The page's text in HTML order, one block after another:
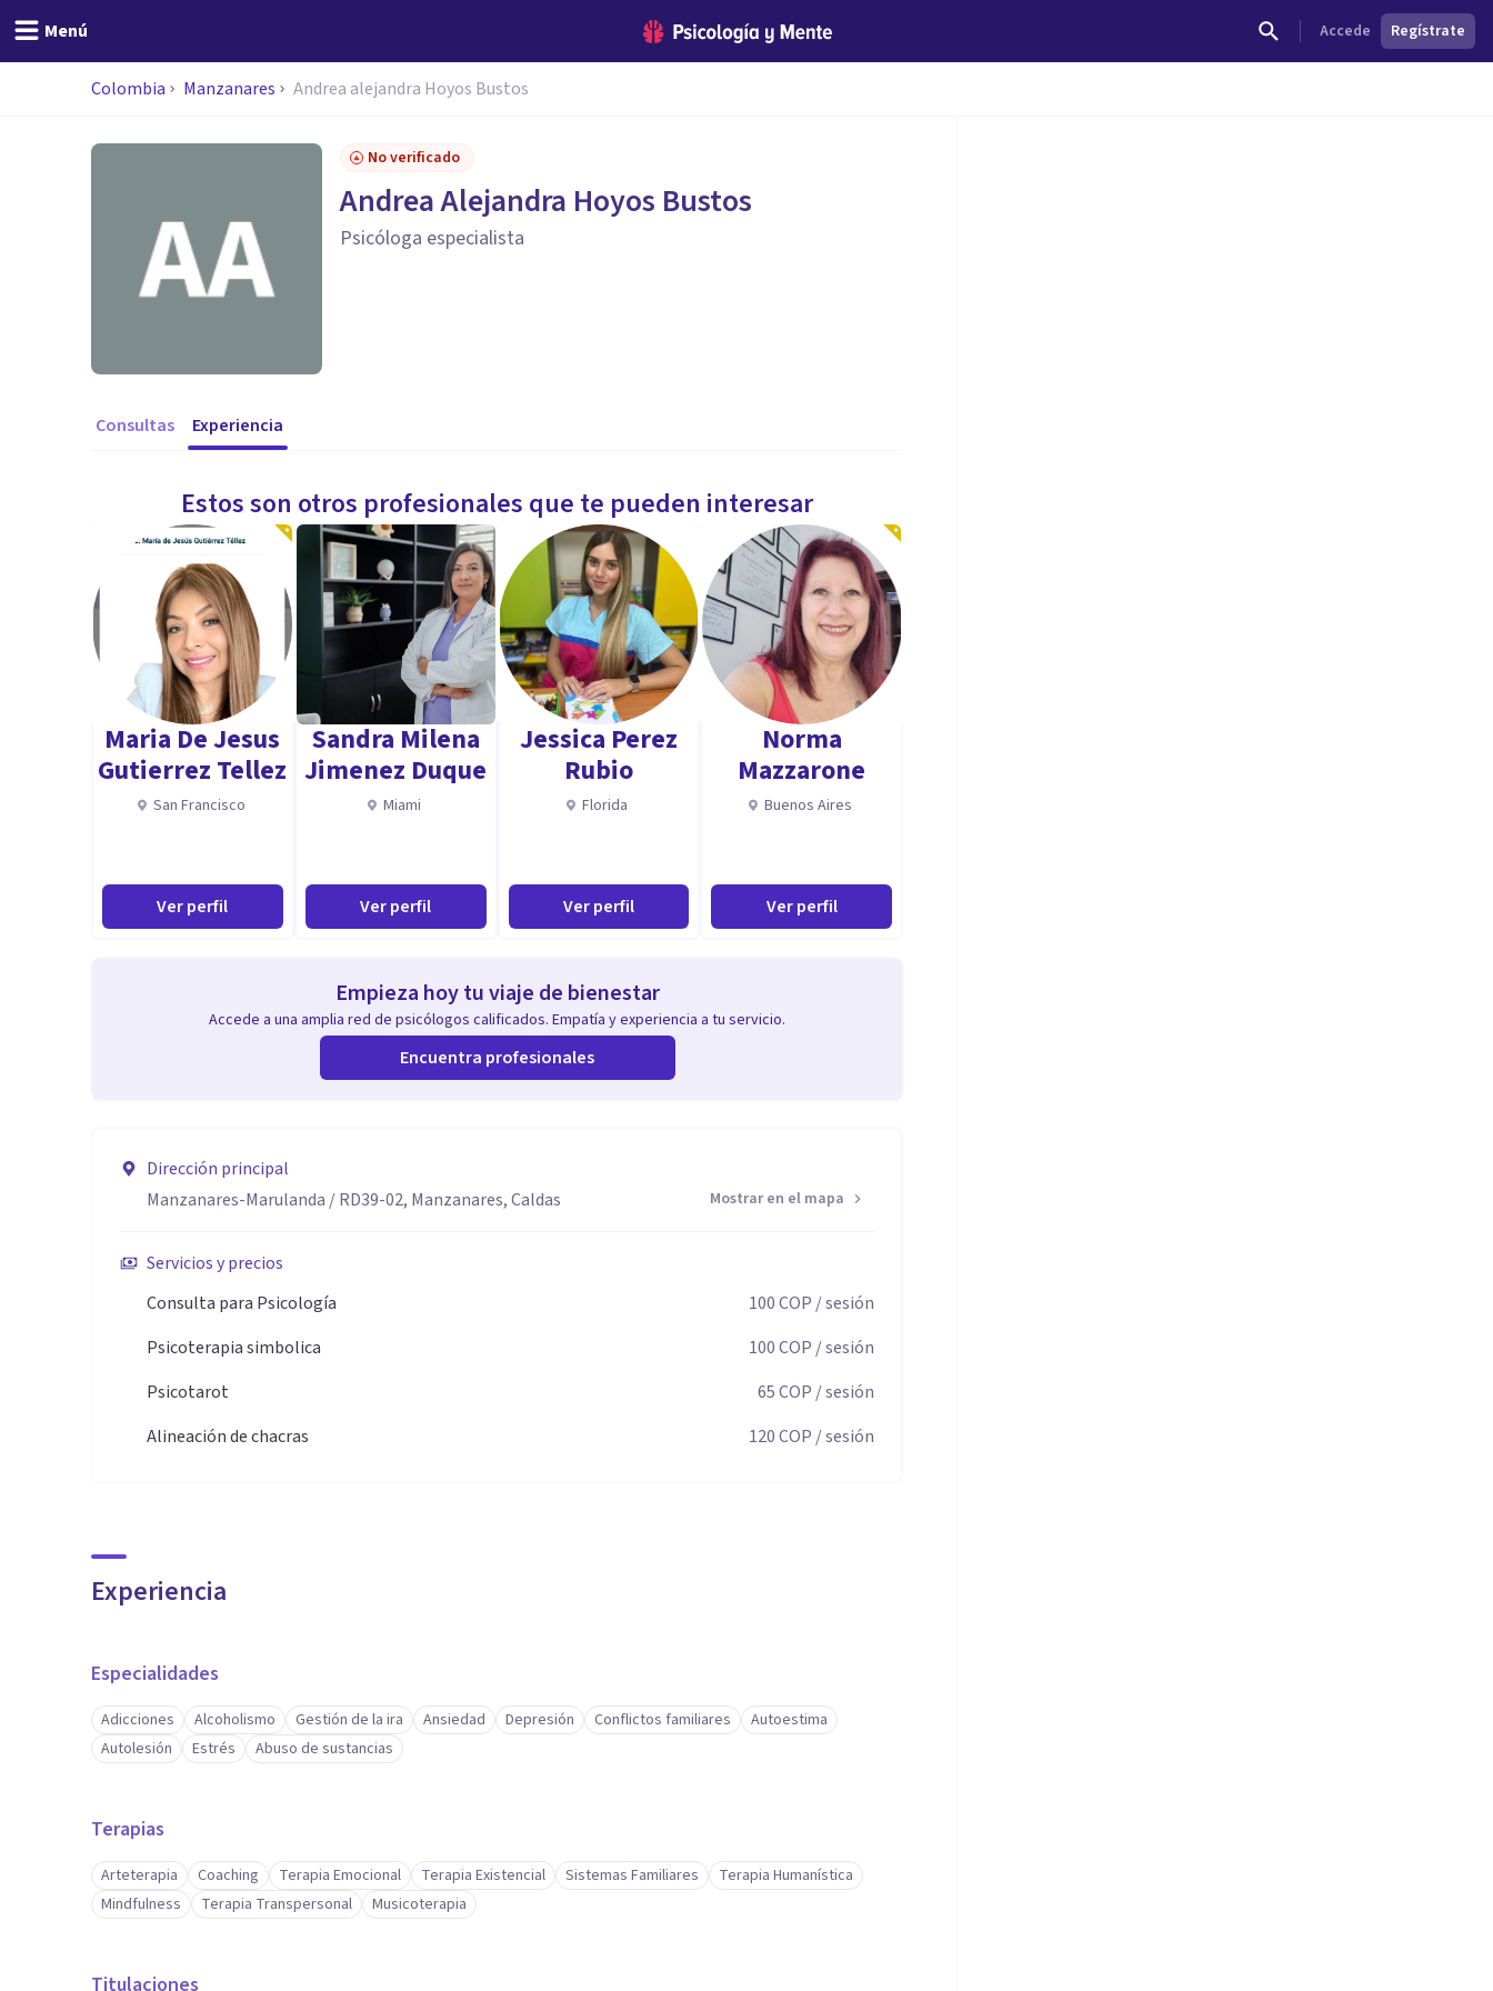
Menú Accede Regístrate
Colombia Manzanares Andrea alejandra Hoyos Bustos
No verificado
Andrea Alejandra Hoyos Bustos
Psicóloga especialista
Consultas Experiencia
Estos son otros profesionales que te pueden interesar
Maria De Jesus
Gutierrez Tellez
San Francisco
Ver perfil
Sandra Milena
Jimenez Duque
Miami
Ver perfil
Jessica Perez
Rubio
Florida
Ver perfil
Norma
Mazzarone
Buenos Aires
Ver perfil
Empieza hoy tu viaje de bienestar
Accede a una amplia red de psicólogos calificados. Empatía y experiencia a tu servicio.
Encuentra profesionales
Dirección principal
Manzanares-Marulanda / RD39-02, Manzanares, Caldas
Mostrar en el mapa
Servicios y precios
Consulta para Psicología
100COP / sesión
Psicoterapia simbolica
100COP / sesión
Psicotarot
65COP / sesión
Alineación de chacras
120COP / sesión
Experiencia
Especialidades
Adicciones Alcoholismo Gestión de la ira Ansiedad Depresión Conflictos familiares
Autoestima
Autolesión
Estrés Abuso de sustancias
Terapias
Arteterapia Coaching Terapia Emocional Terapia Existencial Sistemas Familiares
Terapia Humanística
Mindfulness
Terapia Transpersonal Musicoterapia
Titulaciones